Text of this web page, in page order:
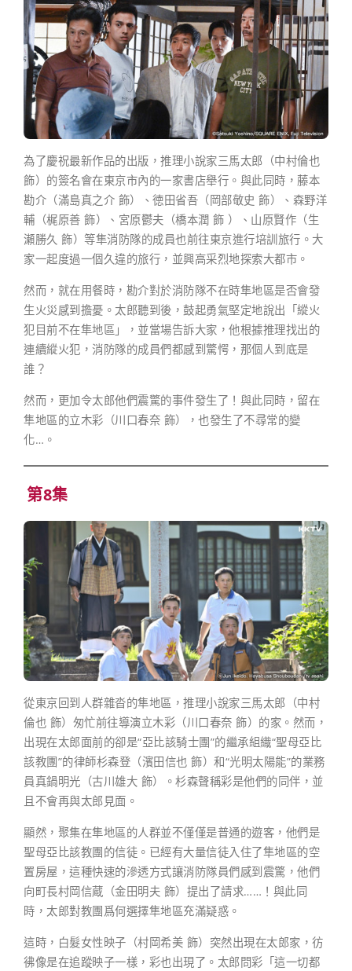
為了慶祝最新作品的出版，推理小說家三馬太郎（中村倫也
飾）的簽名會在東京市內的一家書店舉行。與此同時，藤本
勘介（滿島真之介 飾）、徳田省吾（岡部敬史 飾）、森野洋
輔（梶原善 飾）、宮原鬱夫（橋本潤 飾 ）、山原賢作（生
瀬勝久 飾）等隼消防隊的成員也前往東京進行培訓旅行。大
家一起度過一個久違的旅行，並興高采烈地探索大都市。
然而，就在用餐時，勘介對於消防隊不在時隼地區是否會發
生火災感到擔憂。太郎聽到後，鼓起勇氣堅定地說出「縱火
犯目前不在隼地區」，並當場告訴大家，他根據推理找出的
連續縱火犯，消防隊的成員們都感到驚愕，那個人到底是
誰？
然而，更加令太郎他們震驚的事件發生了！與此同時，留在
隼地區的立木彩（川口春奈 飾），也發生了不尋常的變
化…。
第8集
從東京回到人群雜沓的隼地區，推理小說家三馬太郎（中村
倫也 飾）匆忙前往導演立木彩（川口春奈 飾）的家。然而，
出現在太郎面前的卻是“亞比該騎士團”的繼承組織“聖母亞比
該教團”的律師杉森登（濱田信也 飾）和“光明太陽能”的業務
員真鍋明光（古川雄大 飾）。杉森聲稱彩是他們的同伴，並
且不會再與太郎見面。
顯然，聚集在隼地區的人群並不僅僅是普通的遊客，他們是
聖母亞比該教團的信徒。已經有大量信徒入住了隼地區的空
置房屋，這種快速的滲透方式讓消防隊員們感到震驚，他們
向町長村岡信蔵（金田明夫 飾）提出了請求……！與此同
時，太郎對教團爲何選擇隼地區充滿疑惑。
這時，白髮女性映子（村岡希美 飾）突然出現在太郎家，彷
彿像是在追蹤映子一樣，彩也出現了。太郎問彩「這一切都